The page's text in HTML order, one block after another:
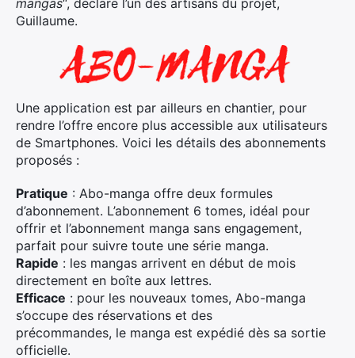
mangas“, déclare l’un des artisans du projet,
Guillaume.
Une application est par ailleurs en chantier, pour
rendre l’offre encore plus accessible aux utilisateurs
de Smartphones. Voici les détails des abonnements
proposés :
Pratique : Abo-manga offre deux formules
d’abonnement. L’abonnement 6 tomes, idéal pour
offrir et l’abonnement manga sans engagement,
parfait pour suivre toute une série manga.
Rapide : les mangas arrivent en début de mois
directement en boîte aux lettres.
Efficace : pour les nouveaux tomes, Abo-manga
s’occupe des réservations et des
précommandes, le manga est expédié dès sa sortie
officielle.